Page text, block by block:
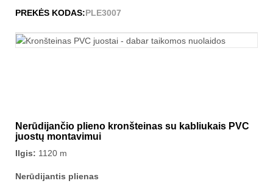
PREKĖS KODAS:PLE3007
Nerūdijančio plieno kronšteinas su kabliukais PVC
juostų montavimui
Ilgis: 1120 m
Nerūdijantis plienas